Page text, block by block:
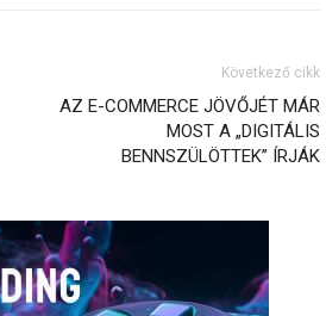
Következő cikk
AZ E-COMMERCE JÖVŐJÉT MÁR
MOST A „DIGITÁLIS
BENNSZÜLÖTTEK” ÍRJÁK